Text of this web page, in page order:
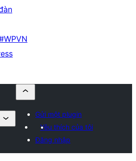
Gửi một plugin
Yêu thích của tôi
Đăng nhập